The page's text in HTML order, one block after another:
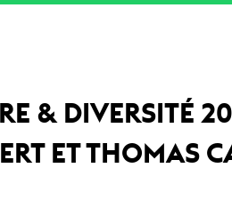
& DIVERSITÉ
ET THOMAS